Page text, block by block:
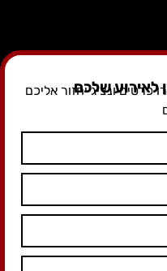
לאירוע שלכם
פרטים ונציג יחזור אליכם